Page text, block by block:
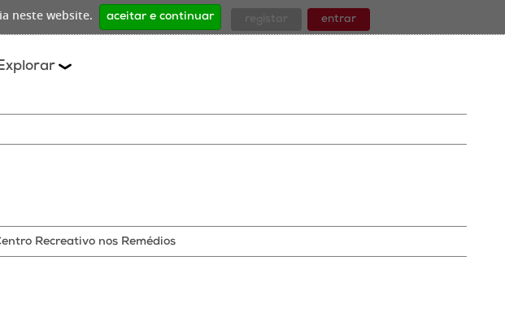
neste website. aceitar e continuar registar entrar
Recreativo nos Remédios